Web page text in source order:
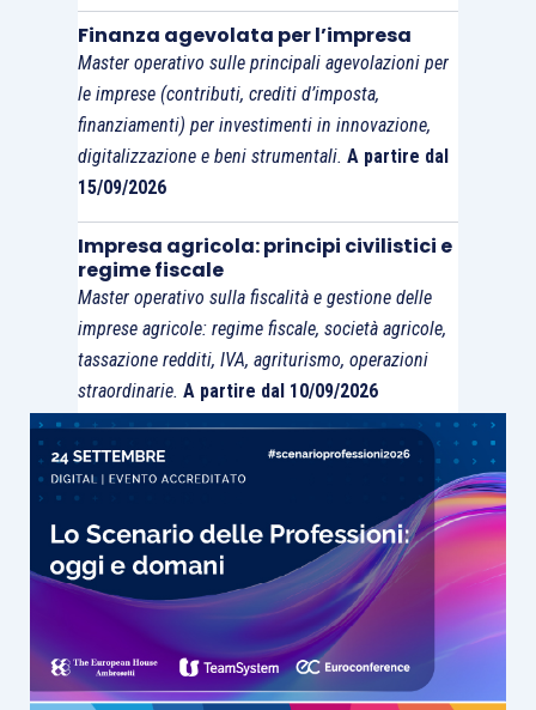
ha, nel caso di specie, lafunzione di integrare,
completare e rendere possibile la prestazione
principaledi fornitura di energia elettrica e/o
gas.
Pertanto, conclude l’Agenzia, il servizio di
trasporto di energia reso dalla società istante ai
soggetti passivi-rivenditori costituisce, ai sensi
dell’articolo 12 D.P.R. 633/1972, unaprestazione
accessoria alla fornitura di gas e/o energia
elettricaeffettuata dalla stessa società. Di
conseguenza, nel caso di specie, il servizio di
trasporto di cui trattasi, essendo accessorio alla
cessione di gas e/o energia elettrica, deve
essere
assoggettato a Iva mediante il sistema
direverse chargeprevisto per l’operazione
principale, ai sensi del citatoarticolo 17, comma
6, lett. d-quater), D.P.R. 633/1972.
Finanza agevolata per l’impresa
Master operativo sulle principali agevolazioni per
le imprese (contributi, crediti d’imposta,
finanziamenti) per investimenti in innovazione,
digitalizzazione e beni strumentali. A partire dal
15/09/2026
Impresa agricola: principi civilistici e
regime fiscale
Master operativo sulla fiscalità e gestione delle
imprese agricole: regime fiscale, società agricole,
tassazione redditi, IVA, agriturismo, operazioni
straordinarie. A partire dal 10/09/2026